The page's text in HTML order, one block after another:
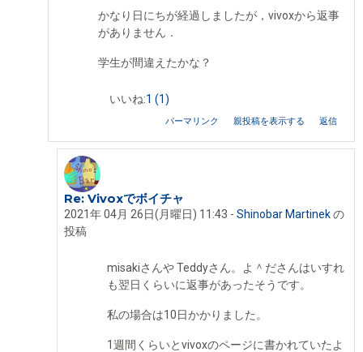
かなり日にちが経過しましたが，vivoxから返事
がありません．
学生が間違えたかな？
いいね:1 (1)
パーマリンク 親投稿を表示する 返信
Iseki Fumikazu への返信
Re: Vivoxでボイチャ
2021年 04月 26日(月曜日) 11:43 -Shinobar Martinekの
投稿
misakiさんや Teddyさん。よ＾ださんはいすれ
も翌日くらいに返事があったそうです。
私の場合は10日かかりました。
1週間くらいとvivoxのページに書かれていたよ